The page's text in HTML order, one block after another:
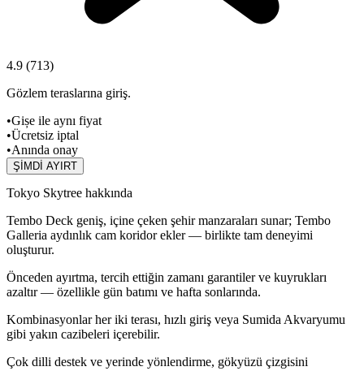
4.9 (713)
Gözlem teraslarına giriş.
•Gișe ile aynı fiyat
•Ücretsiz iptal
•Anında onay
ŞİMDİ AYIRT
Tokyo Skytree hakkında
Tembo Deck geniş, içine çeken şehir manzaraları sunar; Tembo
Galleria aydınlık cam koridor ekler — birlikte tam deneyimi
oluşturur.
Önceden ayırtma, tercih ettiğin zamanı garantiler ve kuyrukları
azaltır — özellikle gün batımı ve hafta sonlarında.
Kombinasyonlar her iki terası, hızlı giriş veya Sumida Akvaryumu
gibi yakın cazibeleri içerebilir.
Çok dilli destek ve yerinde yönlendirme, gökyüzü çizgisini